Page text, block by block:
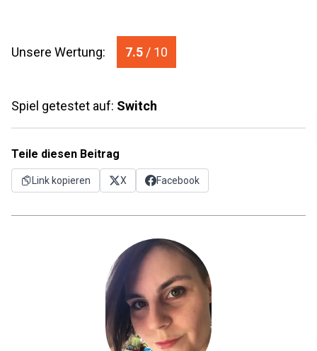
Unsere Wertung: 7.5 / 10
Spiel getestet auf: Switch
Teile diesen Beitrag
Link kopieren X Facebook